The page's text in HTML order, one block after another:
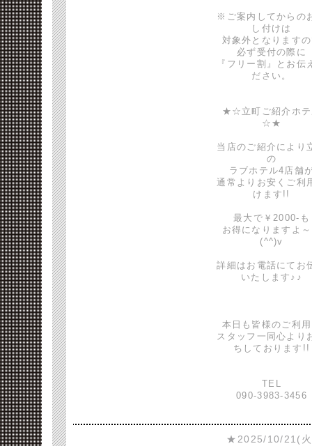
※ご案内してからの
し付けは
対象外となります
必ず受付の際に
『フリー割』とお伝
ださい。
★☆立町ご紹介ホ
☆★
当店のご紹介により
の
ラブホテル4店舗
通常よりお安くご利
けます!!
最大で￥2000-も
お得になりますよ
(^^)v
詳細はお電話にてお
いたします♪♪
本日も皆様のご利
スタッフ一同心より
ちしております!!
TEL
090-3983-3456
★2025/10/21(